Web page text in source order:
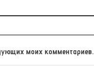
моих комментариев.